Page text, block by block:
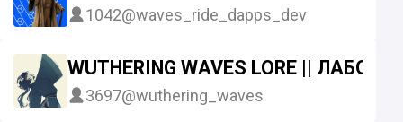
1042@waves_ride_dapps_dev
WUTHERING WAVES LORE ||
3697@wuthering_waves